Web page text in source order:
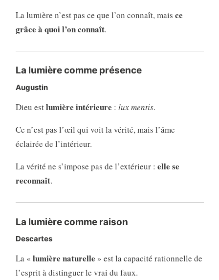
La lumière n’est pas ce que l’on connaît, mais ce
grâce à quoi l’on connaît.
La lumière comme présence
Augustin
Dieu estlumière intérieure : lux mentis.
Ce n’est pas l’œil qui voit la vérité, mais l’âme
éclairée de l’intérieur.
La vérité ne s’impose pas de l’extérieur : elle se
reconnaît.
La lumière comme raison
Descartes
La « lumière naturelle » est la capacité rationnelle de
l’esprit à distinguer le vrai du faux.